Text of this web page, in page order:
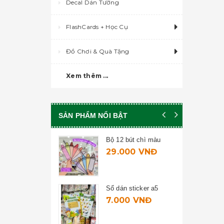
Decal Dán Tường
FlashCards + Học Cụ
Đồ Chơi & Quà Tặng
Xem thêm ...
SẢN PHẨM NỔI BẬT
Bộ 12 bút chì màu
29.000 VNĐ
Sổ dán sticker a5
7.000 VNĐ